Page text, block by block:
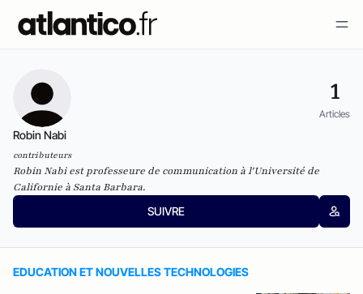
1
Articles
Robin Nabi
contributeurs
Robin Nabi est professeure de communication à l'Université de
Californie à Santa Barbara.
SUIVRE
EDUCATION ET NOUVELLES TECHNOLOGIES